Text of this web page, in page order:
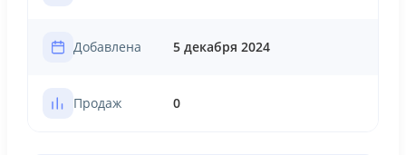
Добавлена 5 декабря 2024
Продаж 0